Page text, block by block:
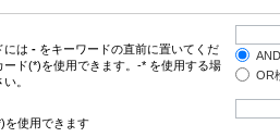
には - をキーワードの直前に置いてくだ
ド(*)を使用できます。-* を使用する場
。
OR
を使用できます